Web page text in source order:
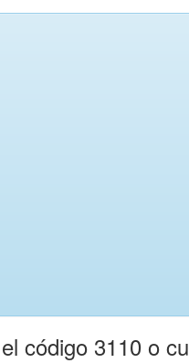
código 3110 o